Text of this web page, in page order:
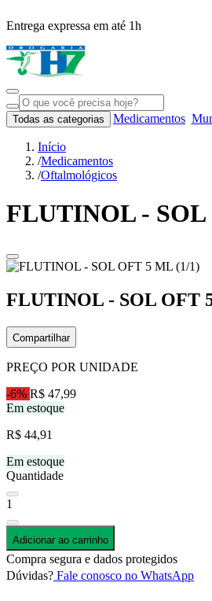
Entrega expressa em até 1h
Todas as categorias Medicamentos
Início
/Medicamentos
/Oftalmológicos
FLUTINOL -
FLUTINOL - SOL OFT
Compartilhar
PREÇO POR UNIDADE
-6% R$ 47,99
Em estoque
R$ 44,91
Em estoque
Quantidade
1
Adicionar ao carrinho
Compra segura e dados protegidos
Dúvidas? Fale conosco no WhatsApp